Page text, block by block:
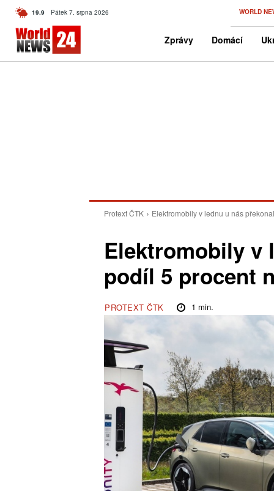
19.9 C Czech
Pátek 7. srpna 2026 WORLD
Zprávy Domácí
Protext ČTK Elektromobily v lednu u nás
Elektromobily v
podíl 5 procent
PROTEXT ČTK 1 min.